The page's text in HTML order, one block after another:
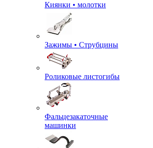
Киянки • молотки
Зажимы • Струбцины
Роликовые листогибы
Фальцезакаточные
машинки